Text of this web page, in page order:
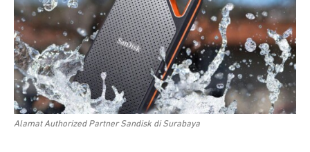
Alamat Authorized Partner Sandisk di Surabaya